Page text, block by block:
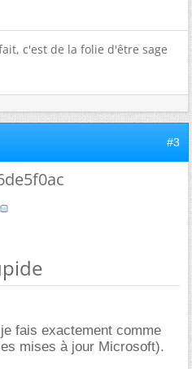
c'est de la folie d'être sage
#3
fais exactement comme
mises à jour Microsoft).